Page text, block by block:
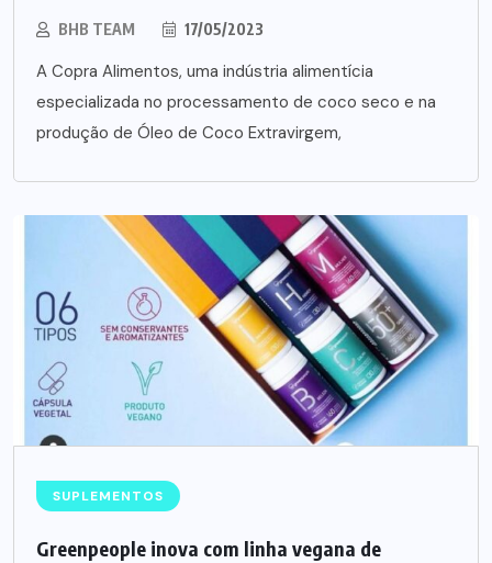
BHB TEAM 17/05/2023
A Copra Alimentos, uma indústria alimentícia
especializada no processamento de coco seco e na
produção de Óleo de Coco Extravirgem,
SUPLEMENTOS
Greenpeople inova com linha vegana de